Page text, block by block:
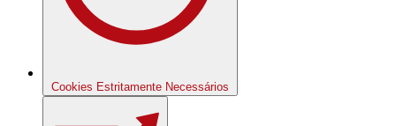
Cookies Estritamente Necessários